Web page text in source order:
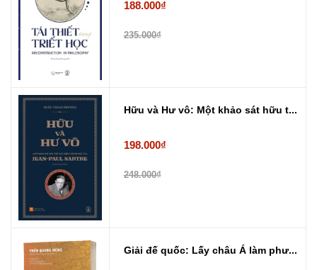
188.000₫
235.000₫
Hữu và Hư vô: Một khảo sát hữu t...
198.000₫
248.000₫
Giải đế quốc: Lấy châu Á làm phư...